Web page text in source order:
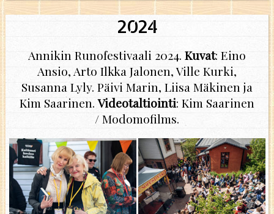
2024
Annikin Runofestivaali 2024. Kuvat: Eino
Ansio, Arto Ilkka Jalonen, Ville Kurki,
Susanna Lyly. Päivi Marin, Liisa Mäkinen ja
Kim Saarinen.Videotaltiointi: Kim Saarinen
/ Modomofilms.